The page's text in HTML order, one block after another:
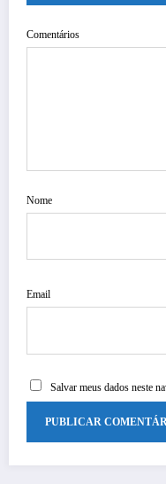
Comentários
Nome
Email
Salvar meus dados neste